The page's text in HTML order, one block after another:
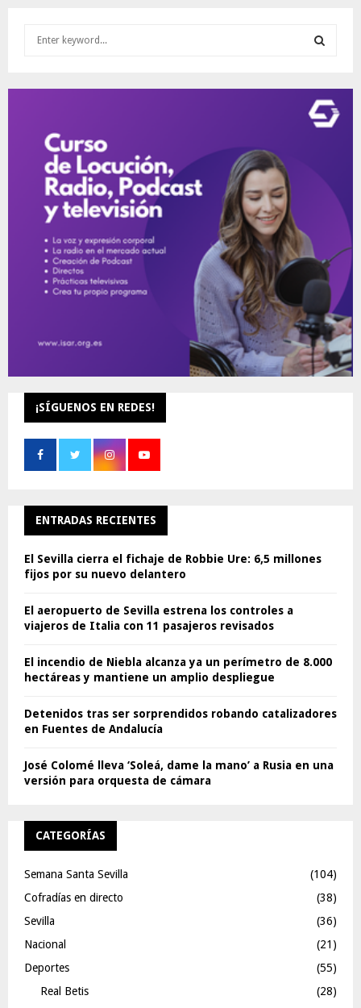
E
¡SÍGUENOS EN REDES!
ENTRADAS RECIENTES
El Sevilla cierra el fichaje de Robbie Ure: 6,5 millones
fijos por su nuevo delantero
El aeropuerto de Sevilla estrena los controles a
viajeros de Italia con 11 pasajeros revisados
El incendio de Niebla alcanza ya un perímetro de 8.000
hectáreas y mantiene un amplio despliegue
Detenidos tras ser sorprendidos robando catalizadores
en Fuentes de Andalucía
José Colomé lleva ‘Soleá, dame la mano’ a Rusia en una
versión para orquesta de cámara
CATEGORÍAS
Semana Santa Sevilla
(104)
Cofradías en directo
(38)
Sevilla
(36)
Nacional
(21)
Deportes
(55)
Real Betis
(28)